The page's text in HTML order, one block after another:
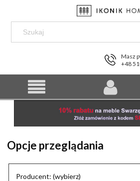
Masz
+48
Opcje przeglądania
Producent: (wybierz)